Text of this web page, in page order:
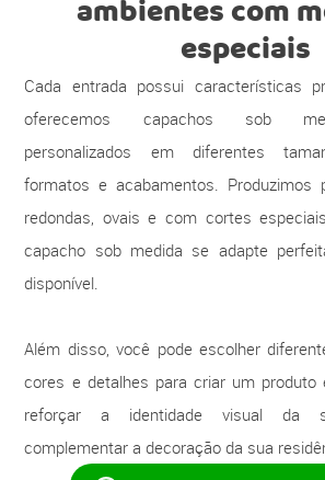
ambientes com
especiais
Cada entrada possui características
oferecemos capachos sob
personalizados em diferentes
formatos e acabamentos. Produzimos
redondas, ovais e com cortes
capacho sob medida se adapte
disponível.
Além disso, você pode escolher
cores e detalhes para criar um produto
reforçar a identidade visual da
complementar a decoração da sua